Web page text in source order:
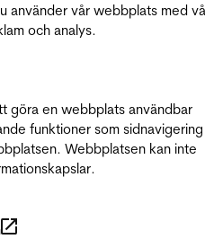
använder vår webbplats med
och analys.
göra en webbplats användbar
funktioner som
Webbplatsen kan inte